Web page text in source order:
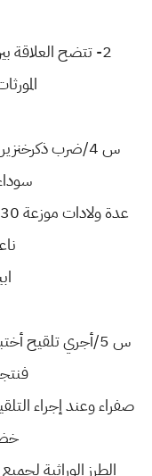
2- تتضح
س 4/ضرب
س 5/أجري تلقيح
الطرز الوراثية